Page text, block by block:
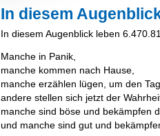
In diesem
In diesem Augenblick leben
Manche in Panik,
manche kommen nach Hause,
manche erzählen lügen, um den
andere stellen sich jetzt der
manche sind böse und bekämpfen
und manche sind gut und